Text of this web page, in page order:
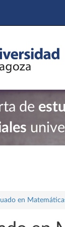
de
en